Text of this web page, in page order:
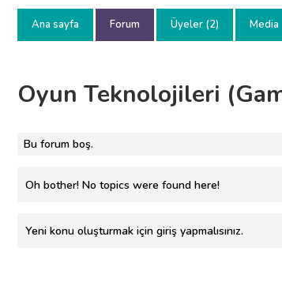
Ana sayfa Forum Üyeler (2) Media
Oyun Teknolojileri
Bu forum boş.
Oh bother! No topics were found here!
Yeni konu oluşturmak için giriş yapmalısınız.